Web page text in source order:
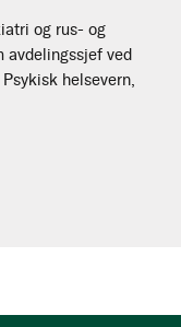
og rus- og
avdelingssjef ved
helsevern,